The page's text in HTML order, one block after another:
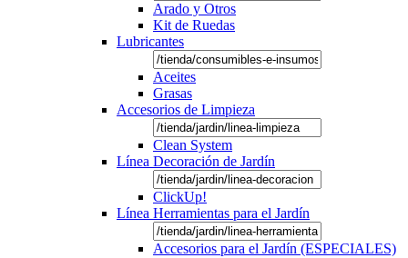
Arado y Otros
Kit de Ruedas
Lubricantes
Aceites
Grasas
Accesorios de Limpieza
Clean System
Línea Decoración de Jardín
ClickUp!
Línea Herramientas para el Jardín
Accesorios para el Jardín (ESPECIALES)